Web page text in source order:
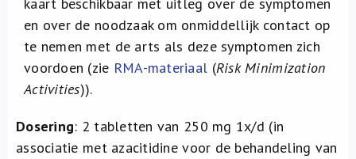
en over de noodzaak om onmiddellijk contact op
te nemen met de arts als deze symptomen zich
voordoen (zie RMA-materiaal (Risk Minimization
Activities)).
Dosering: 2 tabletten van 250 mg 1x/d (in
associatie met azacitidine voor de behandeling van